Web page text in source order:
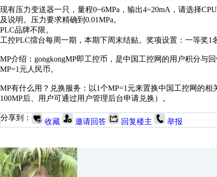
现有压力变送器一只，量程0~6MPa，输出4~20mA，请选择
及说明。压力要求精确到0.01MPa。
PLC品牌不限。
工控PLC擂台每周一期，本期下周末结贴。奖项设置：一等奖1
MP介绍：gongkongMP即工控币，是中国工控网的用户积分与
MP=1元人民币。
MP有什么用？兑换服务：以1个MP=1元来置换中国工控网的
100MP后、用户可通过用户管理后台申请兑换）。
分享到： 收藏 邀请回答 回复楼主 举报